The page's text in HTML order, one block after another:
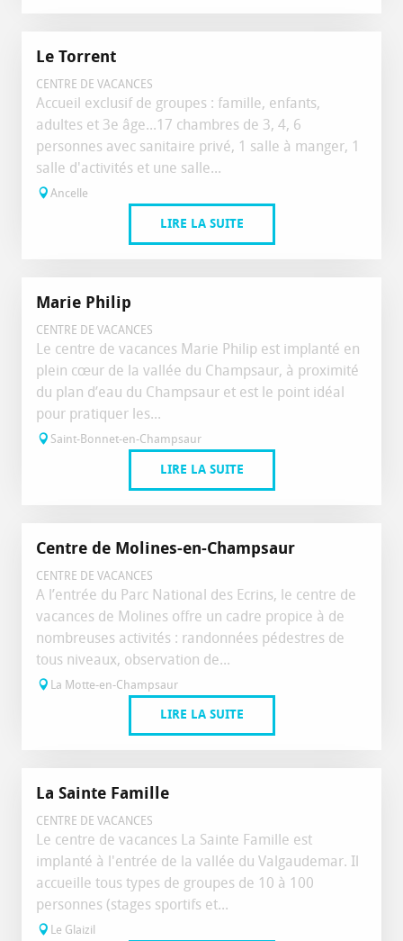
Le Torrent
CENTRE DE VACANCES
Accueil exclusif de groupes : famille, enfants,
adultes et 3e âge...17 chambres de 3, 4, 6
personnes avec sanitaire privé, 1 salle à manger, 1
salle d'activités et une salle...
Ancelle
LIRE LA SUITE
Marie Philip
CENTRE DE VACANCES
Le centre de vacances Marie Philip est implanté en
plein cœur de la vallée du Champsaur, à proximité
du plan d’eau du Champsaur et est le point idéal
pour pratiquer les...
Saint-Bonnet-en-Champsaur
LIRE LA SUITE
Centre de Molines-en-Champsaur
CENTRE DE VACANCES
A l’entrée du Parc National des Ecrins, le centre de
vacances de Molines offre un cadre propice à de
nombreuses activités : randonnées pédestres de
tous niveaux, observation de...
La Motte-en-Champsaur
LIRE LA SUITE
La Sainte Famille
CENTRE DE VACANCES
Le centre de vacances La Sainte Famille est
implanté à l'entrée de la vallée du Valgaudemar. Il
accueille tous types de groupes de 10 à 100
personnes (stages sportifs et...
Le Glaizil